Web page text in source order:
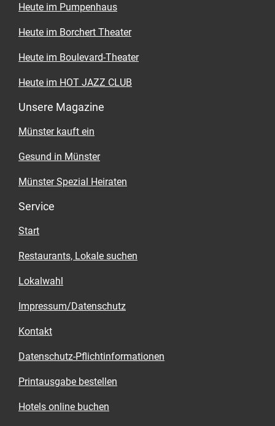
Heute im Pumpenhaus
Heute im Borchert Theater
Heute im Boulevard-Theater
Heute im HOT JAZZ CLUB
Unsere Magazine
Münster kauft ein
Gesund in Münster
Münster Spezial Heiraten
Service
Start
Restaurants, Lokale suchen
Lokalwahl
Impressum/Datenschutz
Kontakt
Datenschutz-Pflichtinformationen
Printausgabe bestellen
Hotels online buchen